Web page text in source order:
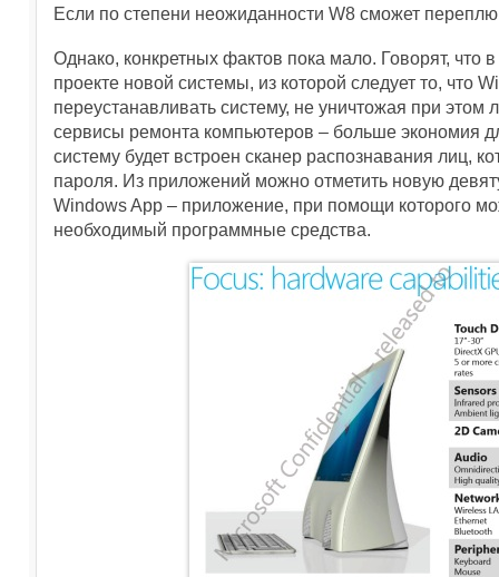
Если по степени неожиданности W8 сможет
Однако, конкретных фактов пока мало. Говорят, что
проекте новой системы, из которой следует то, что
переустанавливать систему, не уничтожая при
сервисы ремонта компьютеров – больше экономия
систему будет встроен сканер распознавания лиц,
пароля. Из приложений можно отметить новую
Windows App – приложение, при помощи которого
необходимый программные средства.